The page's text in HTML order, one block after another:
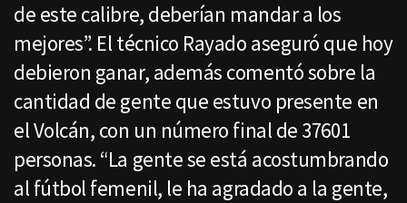
de este calibre, deberían mandar a los
mejores”. El técnico Rayado aseguró que hoy
debieron ganar, además comentó sobre la
cantidad de gente que estuvo presente en
el Volcán, con un número final de 37601
personas. “La gente se está acostumbrando
al fútbol femenil, le ha agradado a la gente,